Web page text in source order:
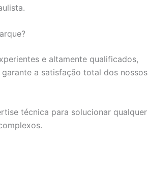
e altamente qualificados,
a satisfação total dos nossos
técnica para solucionar qualquer